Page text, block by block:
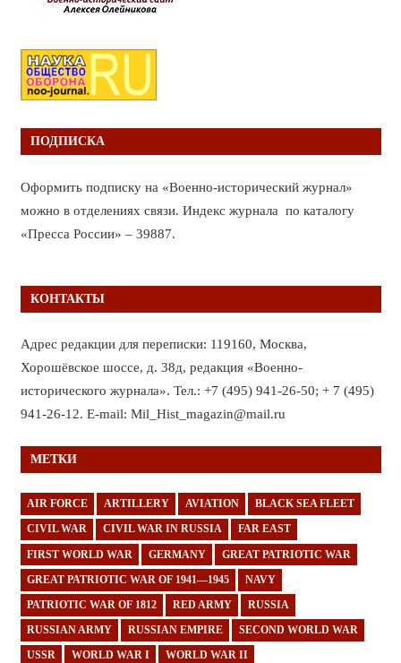
ПОДПИСКА
Оформить подписку на «Военно-исторический журнал»
можно в отделениях связи. Индекс журнала по каталогу
«Пресса России» – 39887.
КОНТАКТЫ
Адрес редакции для переписки: 119160, Москва,
Хорошёвское шоссе, д. 38д, редакция «Военно-
исторического журнала». Тел.: +7 (495) 941-26-50; + 7 (495)
941-26-12. E-mail: Mil_Hist_magazin@mail.ru
МЕТКИ
AIR FORCE ARTILLERY AVIATION BLACK SEA FLEET
CIVIL WAR CIVIL WAR IN RUSSIA FAR EAST
FIRST WORLD WAR GERMANY GREAT PATRIOTIC WAR
GREAT PATRIOTIC WAR OF 1941—1945 NAVY
PATRIOTIC WAR OF 1812 RED ARMY RUSSIA
RUSSIAN ARMY RUSSIAN EMPIRE SECOND WORLD WAR
USSR WORLD WAR I WORLD WAR II